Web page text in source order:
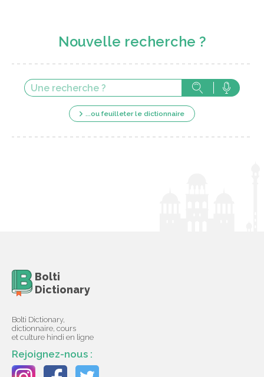
Nouvelle recherche ?
...ou feuilleter le dictionnaire
Bolti
Dictionary
Bolti Dictionary,
dictionnaire, cours
et culture hindi en ligne
Rejoignez-nous :